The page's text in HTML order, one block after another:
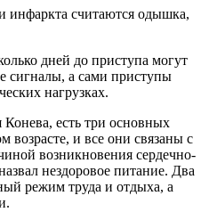
инфаркта считаются одышка,
дней до приступа могут
сигналы, а сами приступы
нагрузках.
есть три основных
и все они связаны с
возникновения сердечно-
нездоровое питание. Два
режим труда и отдыха, а